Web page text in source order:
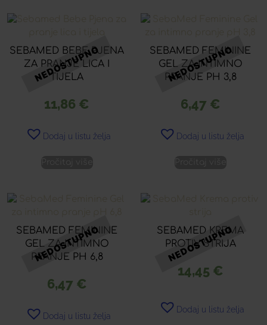
SEBAMED BEBE PJENA
ZA PRANJE LICA I
TIJELA
11,86 €
Dodaj u listu želja
SEBAMED FEMININE
GEL ZA INTIMNO
PRANJE PH 3,8
6,47 €
Dodaj u listu želja
SEBAMED FEMININE
GEL ZA INTIMNO
PRANJE PH 6,8
6,47 €
Dodaj u listu želja
SEBAMED KREMA
PROTIV STRIJA
14,45 €
Dodaj u listu želja